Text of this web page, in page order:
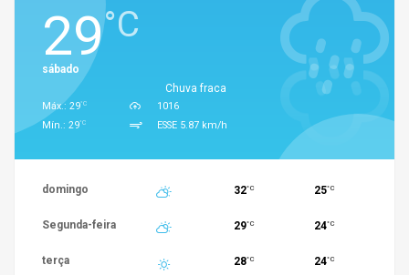
29°C
Chuva fraca
sábado
Máx.: 29°C
Mín.: 29°C
1016
ESSE 5.87 km/h
domingo 32°C 25°C
Segunda-feira 29°C 24°C
terça 28°C 24°C